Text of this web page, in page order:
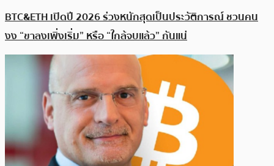
BTC&ETH เปิดปี 2026 ร่วงหนักสุดเป็นประวัติการณ์ ชวนคน
งง “ขาลงเพิ่งเริ่ม” หรือ “ใกล้จบแล้ว” กันแน่